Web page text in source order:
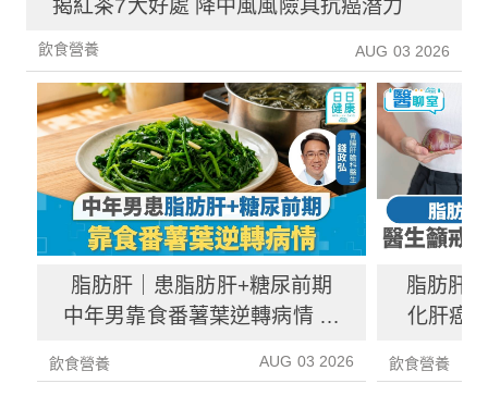
揭紅茶7大好處 降中風風險具抗癌潛力
飲食營養 AUG 03 2026
脂肪肝｜患脂肪肝+糖尿前期
中年男靠食番薯葉逆轉病情 肝
飲食營養 AUG 03 2026
脂肪肝
化肝癌
飲食營養